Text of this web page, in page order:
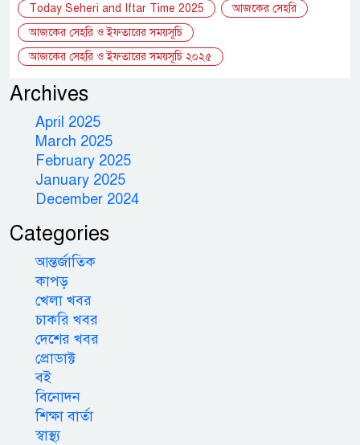
Today Seheri and Iftar Time 2025
আজকের সেহরি
আজকের সেহরি ও ইফতারের সময়সূচি
আজকের সেহরি ও ইফতারের সময়সূচি ২০২৫
Archives
April 2025
March 2025
February 2025
January 2025
December 2024
Categories
আন্তর্জাতিক
কাপড়
খেলা খবর
চাকরি খবর
দেশের খবর
প্রোডাক্ট
বই
বিনোদন
শিক্ষা বার্তা
স্বাস্থ্য